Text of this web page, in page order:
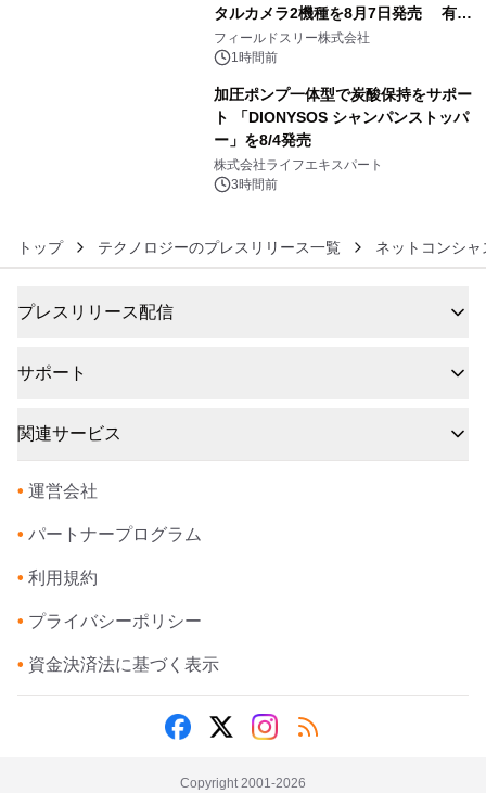
タルカメラ2機種を8月7日発売 有効
約1300万画素、用途別に選べるコンデ
ジ新登場
フィールドスリー株式会社
1時間前
加圧ポンプ一体型で炭酸保持をサポー
ト 「DIONYSOS シャンパンストッパ
ー」を8/4発売
株式会社ライフエキスパート
3時間前
トップ テクノロジーのプレスリリース一覧 ネットコンシ
プレスリリース配信
サポート
関連サービス
• 運営会社
• パートナープログラム
• 利用規約
• プライバシーポリシー
• 資金決済法に基づく表示
Copyright 2001-2026